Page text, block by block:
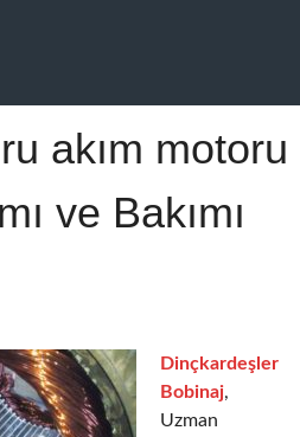
akım motoru
ve Bakımı
Dinçkardeşler
Bobinaj,
Uzman